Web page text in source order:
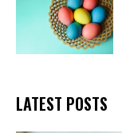
LATEST POSTS